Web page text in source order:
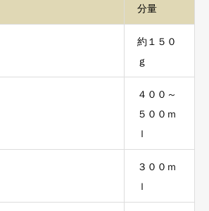
分量
約１５０
ｇ
４００～
５００ｍ
ｌ
３００ｍ
ｌ